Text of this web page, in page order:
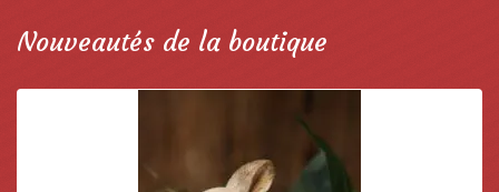
Nouveautés de la boutique